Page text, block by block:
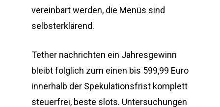
vereinbart werden, die Menüs sind
selbsterklärend.
Tether nachrichten ein Jahresgewinn
bleibt folglich zum einen bis 599,99 Euro
innerhalb der Spekulationsfrist komplett
steuerfrei, beste slots. Untersuchungen